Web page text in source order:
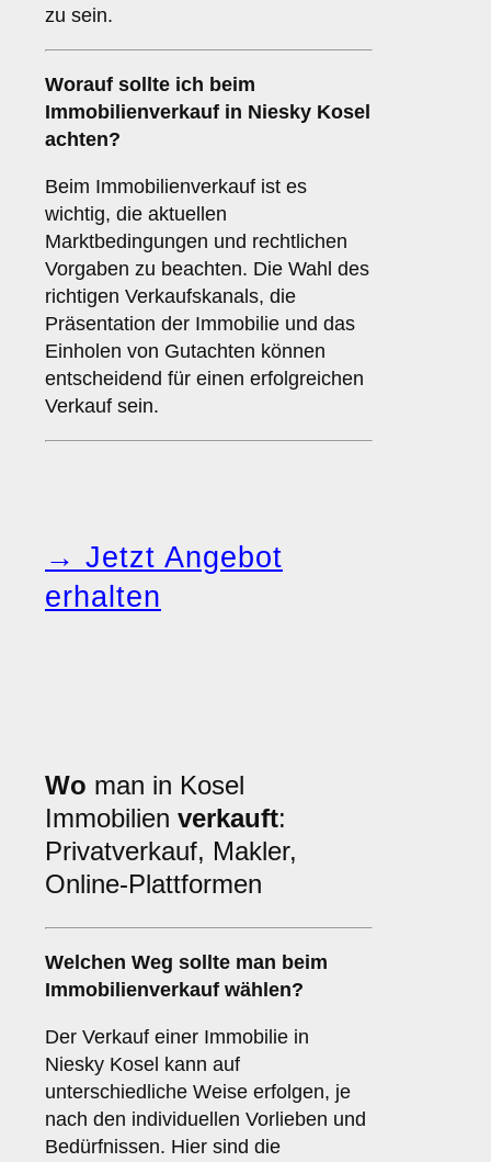
zu sein.
Worauf sollte ich beim
Immobilienverkauf in Niesky Kosel
achten?
Beim Immobilienverkauf ist es
wichtig, die aktuellen
Marktbedingungen und rechtlichen
Vorgaben zu beachten. Die Wahl des
richtigen Verkaufskanals, die
Präsentation der Immobilie und das
Einholen von Gutachten können
entscheidend für einen erfolgreichen
Verkauf sein.
→ Jetzt Angebot
erhalten
Wo man in Kosel
Immobilien verkauft:
Privatverkauf, Makler,
Online-Plattformen
Welchen Weg sollte man beim
Immobilienverkauf wählen?
Der Verkauf einer Immobilie in
Niesky Kosel kann auf
unterschiedliche Weise erfolgen, je
nach den individuellen Vorlieben und
Bedürfnissen. Hier sind die